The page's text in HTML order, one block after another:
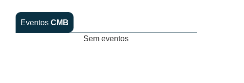
Eventos CMB
Sem eventos